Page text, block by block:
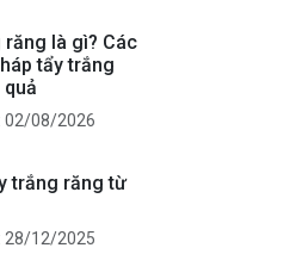
răng là gì? Các
tẩy trắng
02/08/2026
trắng răng từ
28/12/2025